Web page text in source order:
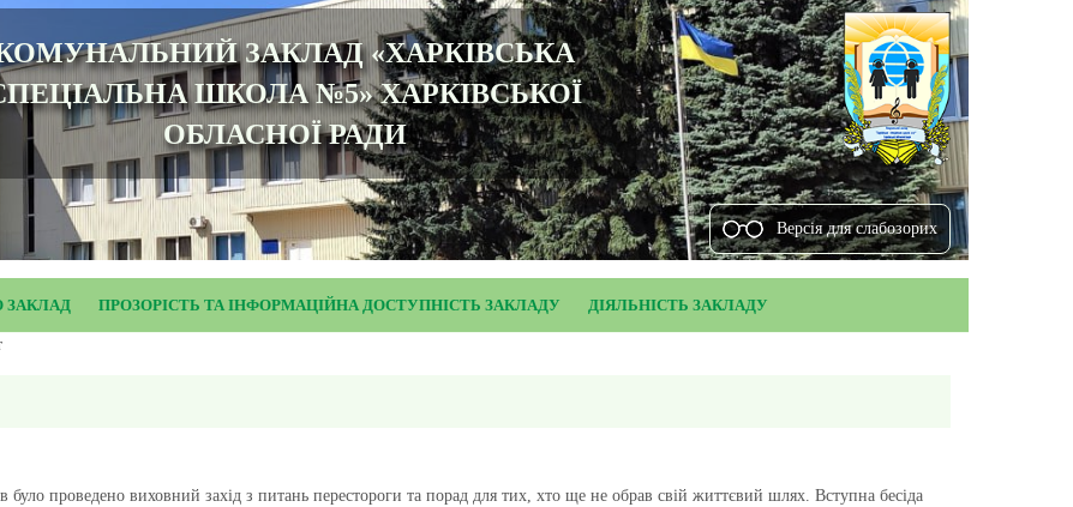
ЗАКЛАД «ХАРКІВСЬКА
ШКОЛА №5» ХАРКІВСЬКОЇ
ОБЛАСНОЇ РАДИ
Версiя для слабозорих
ЗАКЛАД ПРОЗОРІСТЬ ТА ІНФОРМАЦІЙНА ДОСТУПНІСТЬ ЗАКЛАДУ ДІЯЛЬНІСТЬ ЗАКЛАДУ
проведено виховний захід з питань перестороги та порад для тих, хто ще не обрав свій життєвий шлях. Вступна бесіда